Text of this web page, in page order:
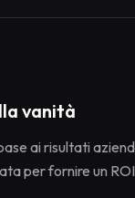
vanità
ai risultati
per fornire un